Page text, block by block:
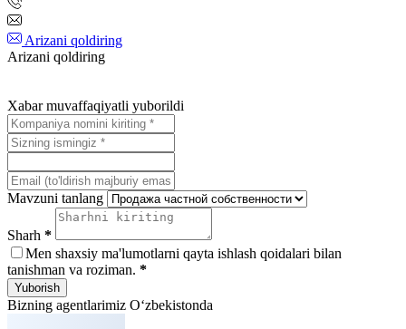
Arizani qoldiring
Arizani qoldiring
Xabar muvaffaqiyatli yuborildi
Mavzuni tanlang
Sharh *
Men shaxsiy ma'lumotlarni qayta ishlash qoidalari bilan
tanishman va roziman. *
Yuborish
Bizning agentlarimiz O‘zbekistonda